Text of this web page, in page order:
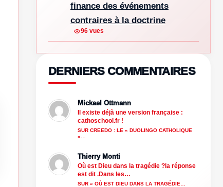
finance des événements
contraires à la doctrine
96 vues
DERNIERS COMMENTAIRES
Mickael Ottmann
Il existe déjà une version française :
cathoschool.fr !
SUR CREEDO : LE « DUOLINGO CATHOLIQUE
»…
Thierry Monti
Où est Dieu dans la tragédie ?la réponse
est dit .Dans les…
SUR « OÙ EST DIEU DANS LA TRAGÉDIE…